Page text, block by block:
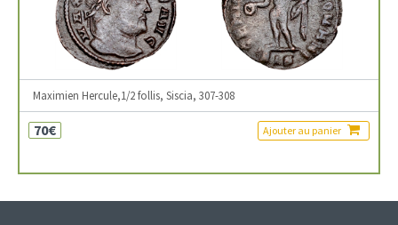
Maximien Hercule,1/2 follis, Siscia, 307-308
70€ Ajouter au panier